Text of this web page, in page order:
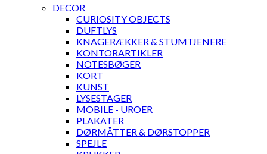
DECOR
CURIOSITY OBJECTS
DUFTLYS
KNAGERÆKKER & STUMTJENERE
KONTORARTIKLER
NOTESBØGER
KORT
KUNST
LYSESTAGER
MOBILE - UROER
PLAKATER
DØRMÅTTER & DØRSTOPPER
SPEJLE